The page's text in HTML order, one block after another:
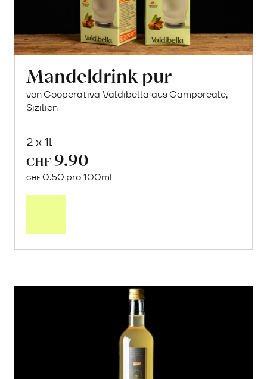
Mandeldrink pur
von Cooperativa Valdibella aus Camporeale,
Sizilien
2 x 1l
CHF 9.90
CHF 0.50 pro 100ml